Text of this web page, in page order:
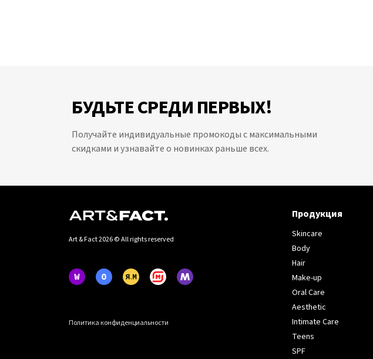
БУДЬТЕ СРЕДИ ПЕРВЫХ!
Получайте индивидуальные промокоды с максимальными
скидками и узнавайте о новинках раньше всех.
Art & Fact 2026 © All rights reserved
Политика конфиденциальности
Продукция
Skincare
Body
Hair
Make-up
Oral Care
Aesthetic
Intimate Care
Teens
SPF